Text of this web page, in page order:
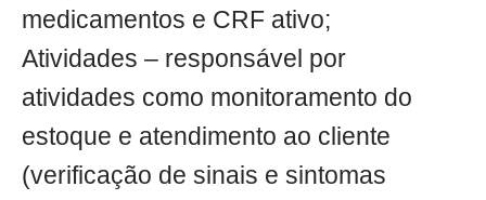
medicamentos e CRF ativo;
Atividades – responsável por
atividades como monitoramento do
estoque e atendimento ao cliente
(verificação de sinais e sintomas